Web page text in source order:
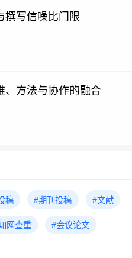
撰写信噪比门限
、方法与协作的融合
稿 #期刊投稿 #文献
网查重 #会议论文